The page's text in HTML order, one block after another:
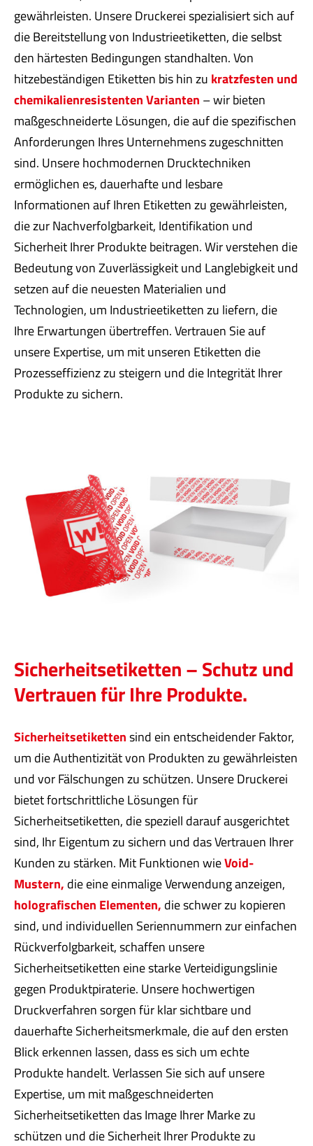
gewährleisten. Unsere Druckerei spezialisiert sich auf
die Bereitstellung von Industrieetiketten, die selbst
den härtesten Bedingungen standhalten. Von
hitzebeständigen Etiketten bis hin zu kratzfesten und
chemikalienresistenten Varianten – wir bieten
maßgeschneiderte Lösungen, die auf die spezifischen
Anforderungen Ihres Unternehmens zugeschnitten
sind. Unsere hochmodernen Drucktechniken
ermöglichen es, dauerhafte und lesbare
Informationen auf Ihren Etiketten zu gewährleisten,
die zur Nachverfolgbarkeit, Identifikation und
Sicherheit Ihrer Produkte beitragen. Wir verstehen die
Bedeutung von Zuverlässigkeit und Langlebigkeit und
setzen auf die neuesten Materialien und
Technologien, um Industrieetiketten zu liefern, die
Ihre Erwartungen übertreffen. Vertrauen Sie auf
unsere Expertise, um mit unseren Etiketten die
Prozesseffizienz zu steigern und die Integrität Ihrer
Produkte zu sichern.
Sicherheitsetiketten – Schutz und
Vertrauen für Ihre Produkte.
Sicherheitsetikettensind ein entscheidender Faktor,
um die Authentizität von Produkten zu gewährleisten
und vor Fälschungen zu schützen. Unsere Druckerei
bietet fortschrittliche Lösungen für
Sicherheitsetiketten, die speziell darauf ausgerichtet
sind, Ihr Eigentum zu sichern und das Vertrauen Ihrer
Kunden zu stärken. Mit Funktionen wieVoid-
Mustern, die eine einmalige Verwendung anzeigen,
holografischen Elementen, die schwer zu kopieren
sind, und individuellen Seriennummern zur einfachen
Rückverfolgbarkeit, schaffen unsere
Sicherheitsetiketten eine starke Verteidigungslinie
gegen Produktpiraterie. Unsere hochwertigen
Druckverfahren sorgen für klar sichtbare und
dauerhafte Sicherheitsmerkmale, die auf den ersten
Blick erkennen lassen, dass es sich um echte
Produkte handelt. Verlassen Sie sich auf unsere
Expertise, um mit maßgeschneiderten
Sicherheitsetiketten das Image Ihrer Marke zu
schützen und die Sicherheit Ihrer Produkte zu